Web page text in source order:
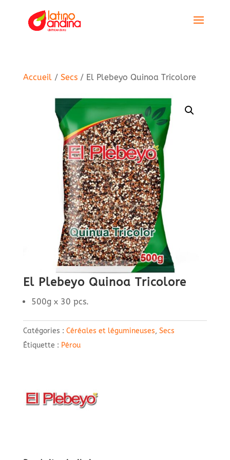
Accueil/ Secs/ El Plebeyo Quinoa Tricolore
El Plebeyo Quinoa Tricolore
500g x 30 pcs.
Catégories : Céréales et légumineuses, Secs
Étiquette : Pérou